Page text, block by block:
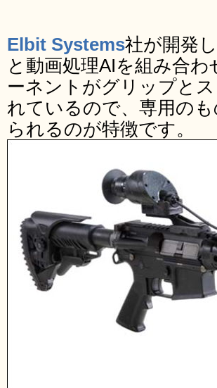
Elbit Systems社が開発
と動画処理AIを組み合
ーネントがグリップと
れているので、専用の
られるのが特徴です。